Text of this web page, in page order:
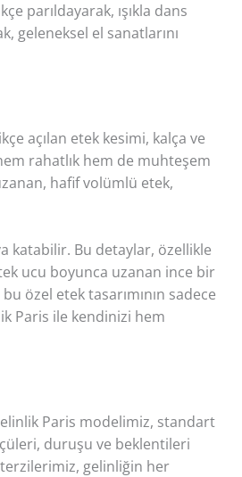
parıldayarak, ışıkla dans
geleneksel el sanatlarını
açılan etek kesimi, kalça ve
rahatlık hem de muhteşem
hafif volümlü etek,
katabilir. Bu detaylar, özellikle
ucu boyunca uzanan ince bir
özel etek tasarımının sadece
Paris ile kendinizi hem
Paris modelimiz, standart
duruşu ve beklentileri
terzilerimiz, gelinliğin her